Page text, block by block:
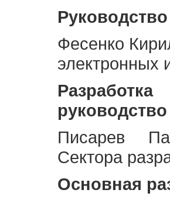
Фесенко
электронных
Писарев
Сектора
Основная